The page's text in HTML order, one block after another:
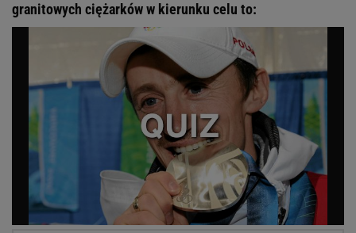
granitowych ciężarków w kierunku celu to: